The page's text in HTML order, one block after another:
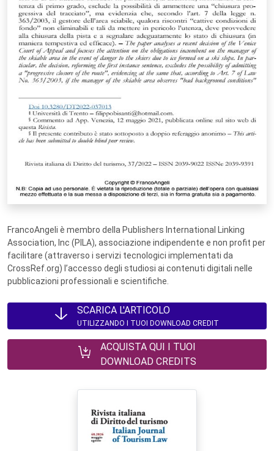
FrancoAngeli è membro della Publishers International Linking
Association, Inc (PILA), associazione indipendente e non profit per
facilitare (attraverso i servizi tecnologici implementati da
CrossRef.org) l’accesso degli studiosi ai contenuti digitali nelle
pubblicazioni professionali e scientifiche.
SCARICA L'ARTICOLO
UTILIZZANDO I TUOI DOWNLOAD CREDIT
ACQUISTA QUI I TUOI
DOWNLOAD CREDITS